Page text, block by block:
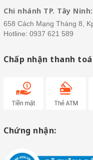
Chi nhánh TP. Tây Ninh:
658 Cách Mạng Tháng 8,
Hotline: 0937 621 589
Chấp nhận thanh
Chứng nhận: